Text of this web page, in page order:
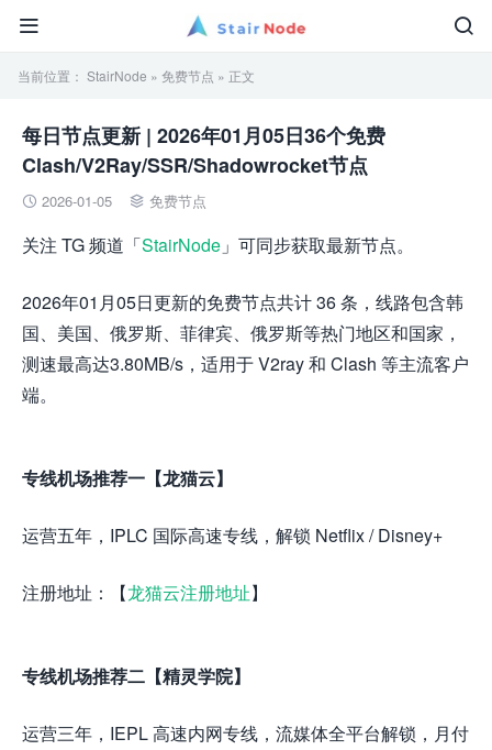


当前位置： StairNode » 免费节点 » 正文
每日节点更新 | 2026年01月05日36个免费
Clash/V2Ray/SSR/Shadowrocket节点
 2026-01-05  免费节点
关注 TG 频道「StairNode 」可同步获取最新节点。
2026年01月05日更新的免费节点共计 36 条，线路包含韩
国、美国、俄罗斯、菲律宾、俄罗斯等热门地区和国家，
测速最高达3.80MB/s，适用于 V2ray 和 Clash 等主流客户
端。
专线机场推荐一【龙猫云】
运营五年，IPLC 国际高速专线，解锁 Netflix / Disney+
注册地址：【龙猫云注册地址】
专线机场推荐二【精灵学院】
运营三年，IEPL 高速内网专线，流媒体全平台解锁，月付